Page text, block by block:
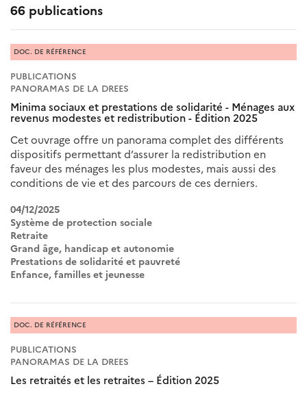
66 publications
PUBLICATIONS
PANORAMAS DE LA DREES
Minima sociaux et prestations de solidarité - Ménages aux
revenus modestes et redistribution - Édition 2025
Cet ouvrage offre un panorama complet des différents
dispositifs permettant d’assurer la redistribution en
faveur des ménages les plus modestes, mais aussi des
conditions de vie et des parcours de ces derniers.
DOC. DE RÉFÉRENCE
04/12/2025
Système de protection sociale
Retraite
Grand âge, handicap et autonomie
Prestations de solidarité et pauvreté
Enfance, familles et jeunesse
PUBLICATIONS
PANORAMAS DE LA DREES
Les retraités et les retraites – Édition 2025
DOC. DE RÉFÉRENCE